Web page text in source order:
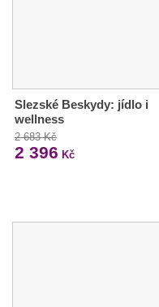
Slezské Beskydy: jídlo i
wellness
2 683 Kč
2 396 Kč